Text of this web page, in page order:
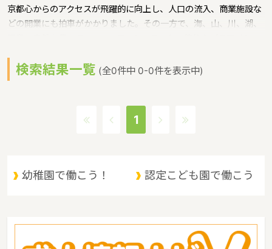
京都心からのアクセスが飛躍的に向上し、人口の流入、商業施設な
どの開業にも拍車がかかりました。その一方で、海、山、川、湖、
で、東京など近郊から筑波山にやってくる人も多いというような特
徴があるエリアです。保育士修学資金等貸付制度、未就学児保育料
人口は2897644人（2017/5/1現在）です。茨城県内には、保育所
6.0万円（2017年10月賃貸住宅 D-room調べ）
検索結果一覧 (全0件中 0-0件を表示中)
1
幼稚園で働こう！ 認定こども園で働こう